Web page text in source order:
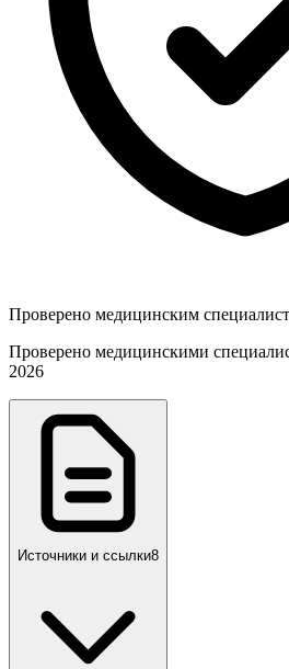
Проверено медицинским
Проверено медицинскими
2026
Источники и ссылки8